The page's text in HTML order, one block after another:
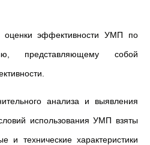
оценки эффективности УМП по
представляющему собой
анализа и выявления
использования УМП взяты
и технические характеристики